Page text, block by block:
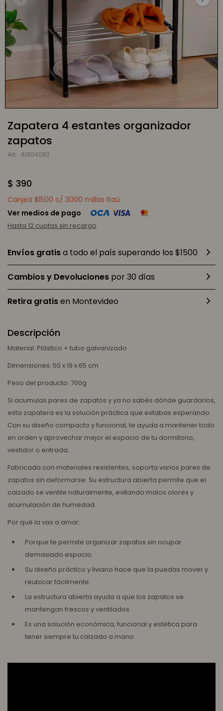
Zapatera 4 estantes organizador
zapatos
A1304082
$ 390
Canjeá $1500 c/ 3000 millas Itaú
Ver medios de pago
Hasta 12 cuotas sin recargo
Envíos gratisa todo el país superando los $1500
Cambios y Devoluciones por 30 días
Retira gratisen Montevideo
Descripción
Material: Plástico + tubo galvanizado
Dimensiones: 50 x 19 x 65 cm
Peso del producto: 700g
Si acumulas pares de zapatos y ya no sabés dónde guardarlos,
esta zapatera es la solución práctica que estabas esperando.
Con su diseño compacto y funcional, te ayuda a mantener todo
en orden y aprovechar mejor el espacio de tu dormitorio,
vestidor o entrada.
Fabricada con materiales resistentes, soporta varios pares de
zapatos sin deformarse. Su estructura abierta permite que el
calzado se ventile naturalmente, evitando malos olores y
acumulación de humedad.
Por qué la vas a amar:
Porque te permite organizar zapatos sin ocupar
demasiado espacio.
Su diseño práctico y liviano hace que la puedas mover y
reubicar fácilmente.
La estructura abierta ayuda a que los zapatos se
mantengan frescos y ventilados.
Es una solución económica, funcional y estética para
tener siempre tu calzado a mano.